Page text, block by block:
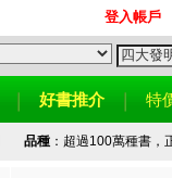
登入帳戶
好書推介 特
品種：超過100萬種書，